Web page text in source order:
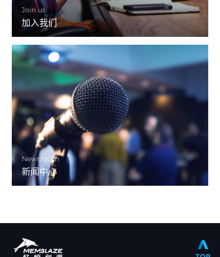
Join us
加入我们
Newsroom
新闻中心